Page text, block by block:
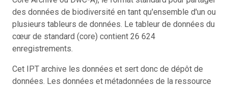
des données de biodiversité en tant qu'ensemble d'un ou
plusieurs tableurs de données. Le tableur de données du
cœur de standard (core) contient 26 624
enregistrements.
Cet IPT archive les données et sert donc de dépôt de
données. Les données et métadonnées de la ressource